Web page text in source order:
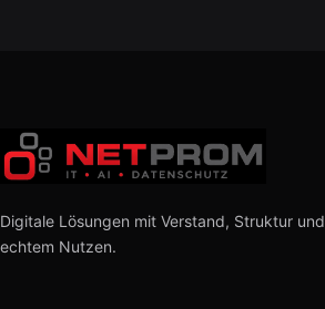
Digitale Lösungen mit Verstand, Struktur und
echtem Nutzen.